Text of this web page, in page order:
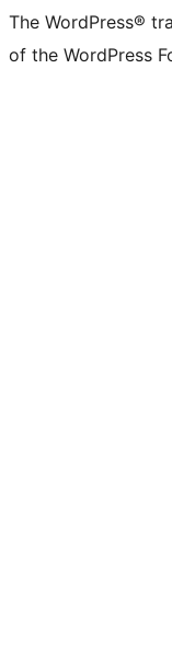
The WordPress®
of the WordPress